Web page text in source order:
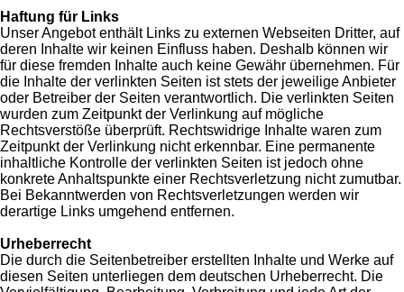
Haftung für Links
Unser Angebot enthält Links zu externen Webseiten Dritter, auf
deren Inhalte wir keinen Einfluss haben. Deshalb können wir
für diese fremden Inhalte auch keine Gewähr übernehmen. Für
die Inhalte der verlinkten Seiten ist stets der jeweilige Anbieter
oder Betreiber der Seiten verantwortlich. Die verlinkten Seiten
wurden zum Zeitpunkt der Verlinkung auf mögliche
Rechtsverstöße überprüft. Rechtswidrige Inhalte waren zum
Zeitpunkt der Verlinkung nicht erkennbar. Eine permanente
inhaltliche Kontrolle der verlinkten Seiten ist jedoch ohne
konkrete Anhaltspunkte einer Rechtsverletzung nicht zumutbar.
Bei Bekanntwerden von Rechtsverletzungen werden wir
derartige Links umgehend entfernen.
Urheberrecht
Die durch die Seitenbetreiber erstellten Inhalte und Werke auf
diesen Seiten unterliegen dem deutschen Urheberrecht. Die